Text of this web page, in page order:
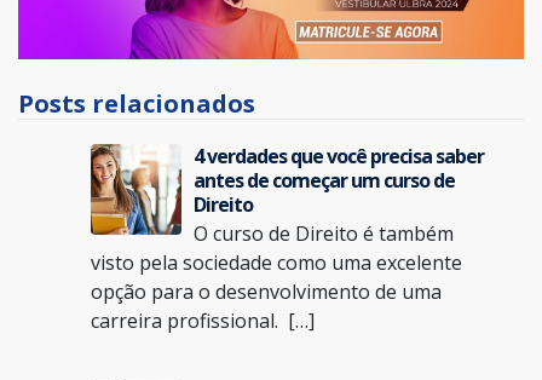
Posts relacionados
4 verdades que você precisa saber
antes de começar um curso de
Direito
O curso de Direito é também
visto pela sociedade como uma excelente
opção para o desenvolvimento de uma
carreira profissional. […]